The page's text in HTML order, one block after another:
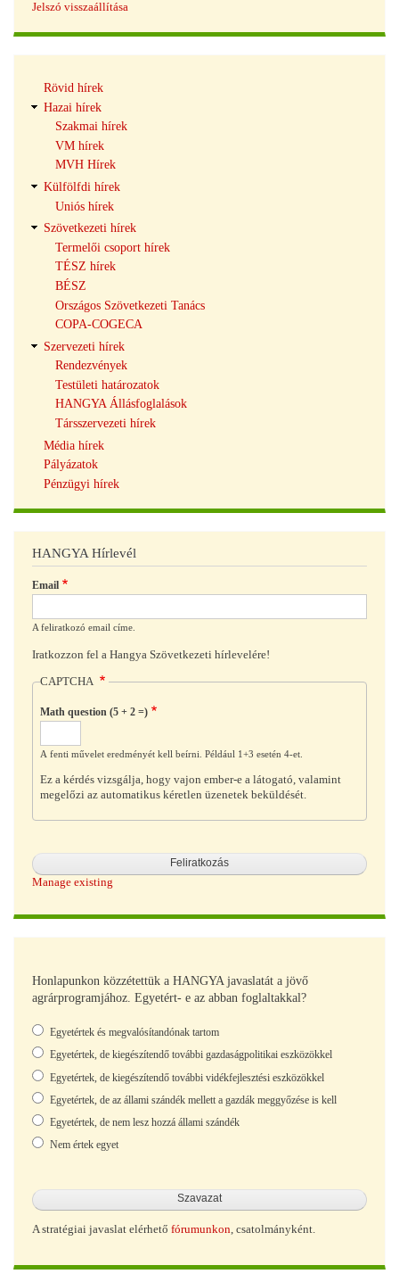
Jelszó visszaállítása
navigáció
Rövid hírek
Hazai hírek
Szakmai hírek
VM hírek
MVH Hírek
Külfölfdi hírek
Uniós hírek
Szövetkezeti hírek
Termelői csoport hírek
TÉSZ hírek
BÉSZ
Országos Szövetkezeti Tanács
COPA-COGECA
Szervezeti hírek
Rendezvények
Testületi határozatok
HANGYA Állásfoglalások
Társszervezeti hírek
Média hírek
Pályázatok
Pénzügyi hírek
HANGYA Hírlevél
Email
A feliratkozó email címe.
Iratkozzon fel a Hangya Szövetkezeti hírlevelére!
CAPTCHA
Math question (5 + 2 =)
A fenti művelet eredményét kell beírni. Például 1+3 esetén 4-et.
Ez a kérdés vizsgálja, hogy vajon ember-e a látogató, valamint
megelőzi az automatikus kéretlen üzenetek beküldését.
Manage existing
Honlapunkon közzétettük a HANGYA javaslatát a jövő
agrárprogramjához. Egyetért- e az abban foglaltakkal?
Választások
Egyetértek és megvalósítandónak tartom
Egyetértek, de kiegészítendő további gazdaságpolitikai eszközökkel
Egyetértek, de kiegészítendő további vidékfejlesztési eszközökkel
Egyetértek, de az állami szándék mellett a gazdák meggyőzése is kell
Egyetértek, de nem lesz hozzá állami szándék
Nem értek egyet
A stratégiai javaslat elérhető fórumunkon, csatolmányként.